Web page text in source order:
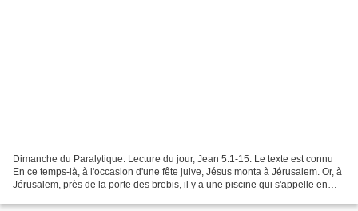
Dimanche du Paralytique. Lecture du jour, Jean 5.1-15. Le texte est connu
En ce temps-là, à l'occasion d'une fête juive, Jésus monta à Jérusalem. Or, à
Jérusalem, près de la porte des brebis, il y a une piscine qui s'appelle en